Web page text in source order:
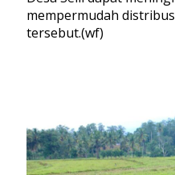
mempermudah
tersebut.(wf)